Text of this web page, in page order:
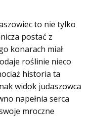
to nie tylko
postać z
konarach miał
roślinie nieco
historia ta
widok judaszowca
napełnia serca
mroczne